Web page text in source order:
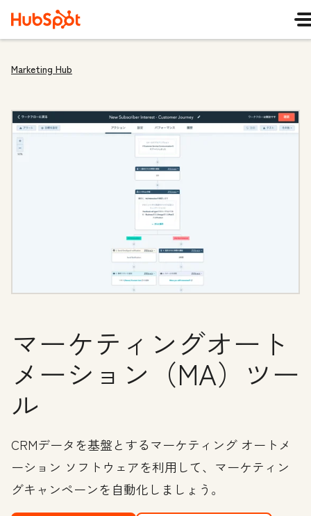
Marketing Hub
マーケティングオート
メーション（MA）ツー
ル
CRMデータを基盤とするマーケティング オートメ
ーション ソフトウェアを利用して、マーケティン
グキャンペーンを自動化しましょう。